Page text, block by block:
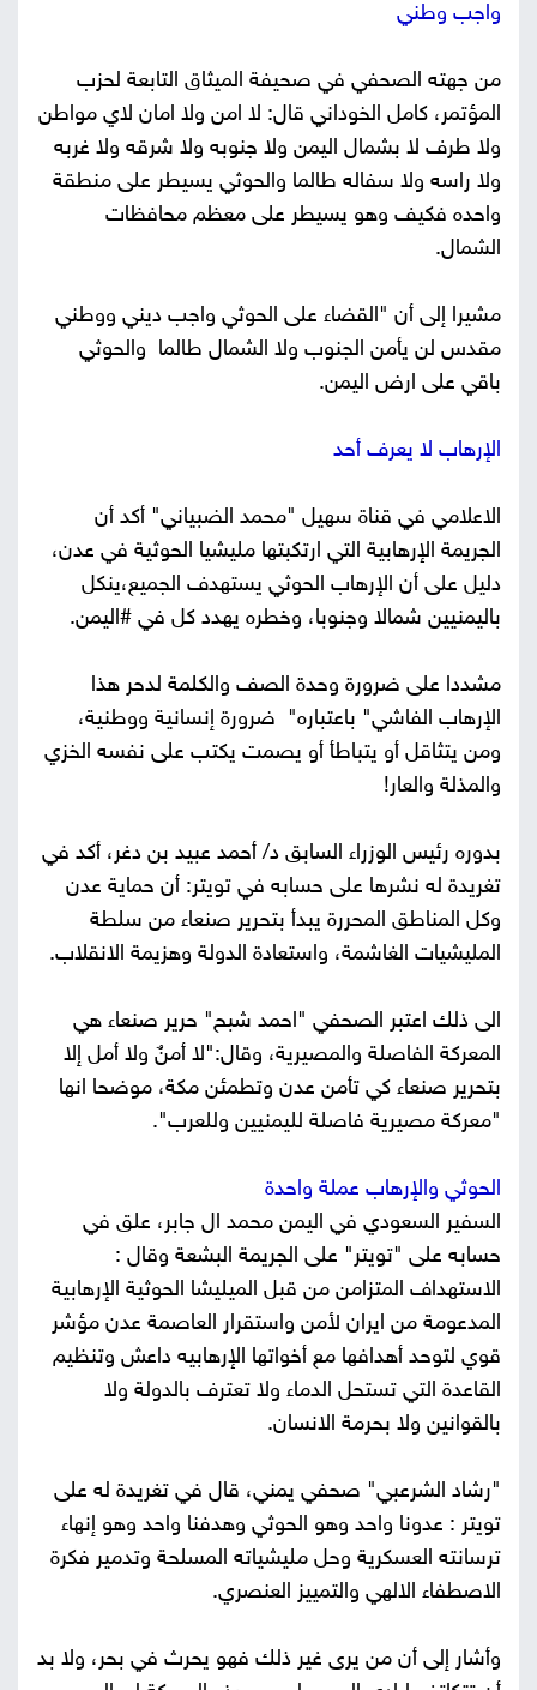
واجب وطني
من جهته الصحفي في صحيفة الميثاق التابعة لحزب
المؤتمر، كامل الخوداني قال: لا امن ولا امان لاي مواطن
ولا طرف لا بشمال اليمن ولا جنوبه ولا شرقه ولا غربه
ولا راسه ولا سفاله طالما والحوثي يسيطر على منطقة
واحده فكيف وهو يسيطر على معظم محافظات
الشمال.
مشيرا إلى أن "القضاء على الحوثي واجب ديني ووطني
مقدس لن يأمن الجنوب ولا الشمال طالما والحوثي
باقي على ارض اليمن.
الإرهاب لا يعرف أحد
الاعلامي في قناة سهيل "محمد الضبياني" أكد أن
الجريمة الإرهابية التي ارتكبتها مليشيا الحوثية في عدن،
دليل على أن الإرهاب الحوثي يستهدف الجميع،ينكل
باليمنيين شمالا وجنوبا، وخطره يهدد كل في #اليمن.
مشددا على ضرورة وحدة الصف والكلمة لدحر هذا
الإرهاب الفاشي" باعتباره" ضرورة إنسانية ووطنية،
ومن يتثاقل أو يتباطأ أو يصمت يكتب على نفسه الخزي
والمذلة والعار!
بدوره رئيس الوزراء السابق د/ أحمد عبيد بن دغر، أكد في
تغريدة له نشرها على حسابه في تويتر: أن حماية عدن
وكل المناطق المحررة يبدأ بتحرير صنعاء من سلطة
المليشيات الغاشمة، واستعادة الدولة وهزيمة الانقلاب.
الى ذلك اعتبر الصحفي "احمد شبح" حرير صنعاء هي
المعركة الفاصلة والمصيرية، وقال:"لا أمنٌ ولا أمل إلا
بتحرير صنعاء كي تأمن عدن وتطمئن مكة، موضحا انها
"معركة مصيرية فاصلة لليمنيين وللعرب".
الحوثي والإرهاب عملة واحدة
السفير السعودي في اليمن محمد ال جابر، علق في
حسابه على "تويتر" على الجريمة البشعة وقال :
الاستهداف المتزامن من قبل الميليشا الحوثية الإرهابية
المدعومة من ايران لأمن واستقرار العاصمة عدن مؤشر
قوي لتوحد أهدافها مع أخواتها الإرهابيه داعش وتنظيم
القاعدة التي تستحل الدماء ولا تعترف بالدولة ولا
بالقوانين ولا بحرمة الانسان.
"رشاد الشرعبي" صحفي يمني، قال في تغريدة له على
تويتر : عدونا واحد وهو الحوثي وهدفنا واحد وهو إنهاء
ترسانته العسكرية وحل مليشياته المسلحة وتدمير فكرة
الاصطفاء الالهي والتمييز العنصري.
وأشار إلى أن من يرى غير ذلك فهو يحرث في بحر، ولا بد